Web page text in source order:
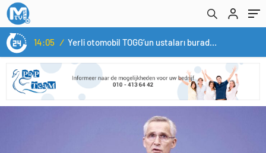
14:05 / Yerli otomobil TOGG’un ustaları burada yetişecek